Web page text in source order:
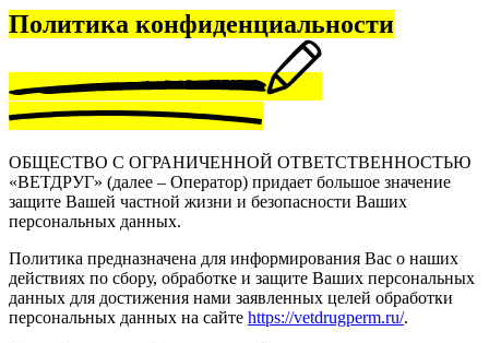
Политика конфиденциальности
ОБЩЕСТВО С ОГРАНИЧЕННОЙ ОТВЕТСТВЕННОСТЬЮ
«ВЕТДРУГ» (далее – Оператор) придает большое значение
защите Вашей частной жизни и безопасности Ваших
персональных данных.
Политика предназначена для информирования Вас о наших
действиях по сбору, обработке и защите Ваших персональных
данных для достижения нами заявленных целей обработки
персональных данных на сайте https://vetdrugperm.ru/.